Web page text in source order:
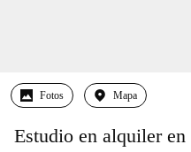
Fotos Mapa
Estudio en alquiler